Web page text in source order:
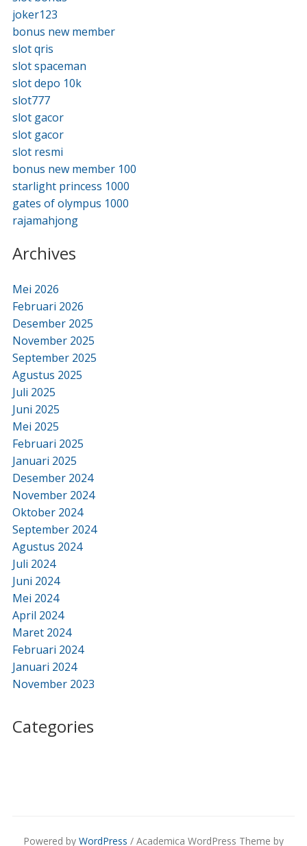
joker123
bonus new member
slot qris
slot spaceman
slot depo 10k
slot777
slot gacor
slot gacor
slot resmi
bonus new member 100
starlight princess 1000
gates of olympus 1000
rajamahjong
Archives
Mei 2026
Februari 2026
Desember 2025
November 2025
September 2025
Agustus 2025
Juli 2025
Juni 2025
Mei 2025
Februari 2025
Januari 2025
Desember 2024
November 2024
Oktober 2024
September 2024
Agustus 2024
Juli 2024
Juni 2024
Mei 2024
April 2024
Maret 2024
Februari 2024
Januari 2024
November 2023
Categories
Powered by WordPress / Academica WordPress Theme by